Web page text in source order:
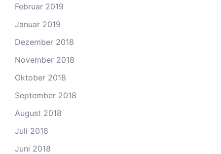
Februar 2019
Januar 2019
Dezember 2018
November 2018
Oktober 2018
September 2018
August 2018
Juli 2018
Juni 2018